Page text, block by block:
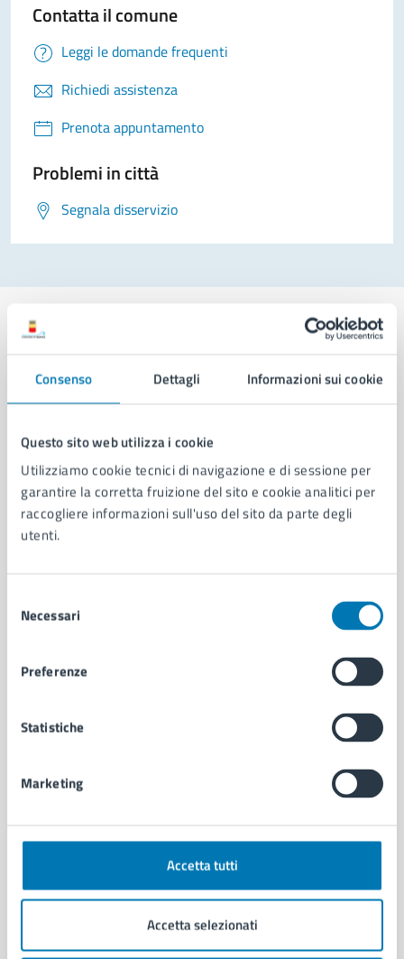
Consenso Dettagli Informazioni sui cookie
Questo sito web utilizza i cookie
Utilizziamo cookie tecnici di navigazione e di sessione per
garantire la corretta fruizione del sito e cookie analitici per
raccogliere informazioni sull'uso del sito da parte degli
utenti.
delNecessari
Preferenze
Statistiche
Marketing
Accetta tutti
Accetta selezionati
Contatta il comune
Leggi le domande frequenti
Richiedi assistenza
Prenota appuntamento
Problemi in città
Segnala disservizio
Comune di Napoli
AMMINISTRAZIONE
Aree amministrative
Organi di governo
Municipalità
Uffici
Documenti e dati
Ambiente
Autorizzazioni
Cultura e tempo libero
Educazione e formazione
Giustizia e sicurezza pubblica
Salute, benessere e assistenza
Vita lavorativa